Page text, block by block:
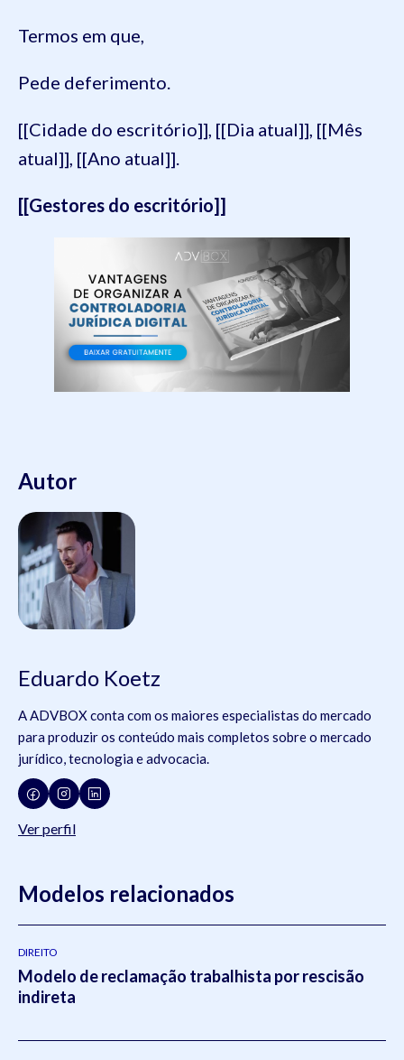
Termos em que,
Pede deferimento.
[[Cidade do escritório]], [[Dia atual]], [[Mês
atual]], [[Ano atual]].
[[Gestores do escritório]]
Autor
Eduardo Koetz
A ADVBOX conta com os maiores especialistas do mercado
para produzir os conteúdo mais completos sobre o mercado
jurídico, tecnologia e advocacia.
Ver perfil
Modelos relacionados
DIREITO
Modelo de reclamação trabalhista por rescisão
indireta